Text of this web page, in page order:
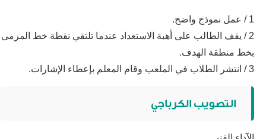
2 / يقف الطالب على أهبة الاستعداد عندما تلتقي نقطة خط المرمى
بخط منطقة الهدف.
التصويب الكرباجي